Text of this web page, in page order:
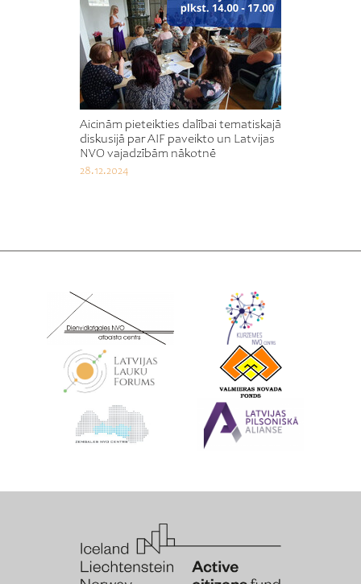
Aicinām pieteikties dalībai tematiskajā
diskusijā par AIF paveikto un Latvijas
NVO vajadzībām nākotnē
28.12.2024